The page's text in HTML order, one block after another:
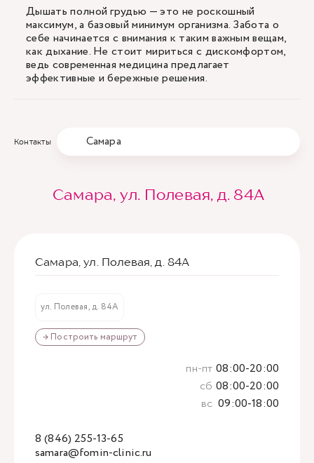
Дышать полной грудью — это не роскошный
максимум, а базовый минимум организма. Забота о
себе начинается с внимания к таким важным вещам,
как дыхание. Не стоит мириться с дискомфортом,
ведь современная медицина предлагает
эффективные и бережные решения.
Контакты Самара
Самара, ул. Полевая, д. 84А
Самара, ул. Полевая, д. 84А
ул. Полевая, д. 84А
→ Построить маршрут
samara@fomin-clinic.ru
8 (846) 255-13-65
пн-пт 08:00-20:00
сб 08:00-20:00
вс 09:00-18:00